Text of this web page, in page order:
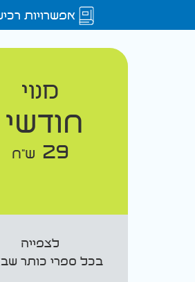
אפשרויות
מנוי
חודשי
29 ש"ח
לצפייה
בכל ספרי כותר